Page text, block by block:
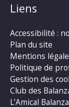
Liens
Accessibilité :
Plan du site
Mentions
Politique de
Gestion des
Club des
L’Amical